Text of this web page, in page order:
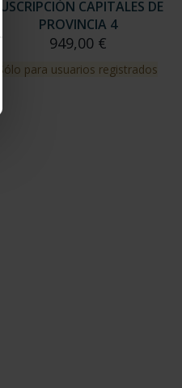
SUSCRIPCIÓN CAPITALES DE
PROVINCIA 4
949,00 €
Sólo para usuarios registrados